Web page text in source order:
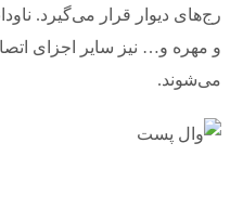
رج‌های دیوار قرار می‌گیرد.
و مهره و… نیز سایر اجزای
می‌شوند.